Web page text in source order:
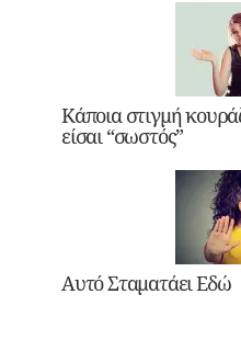
Κάποια στιγμή
είσαι “σωστός”
Αυτό Σταματάει Εδώ